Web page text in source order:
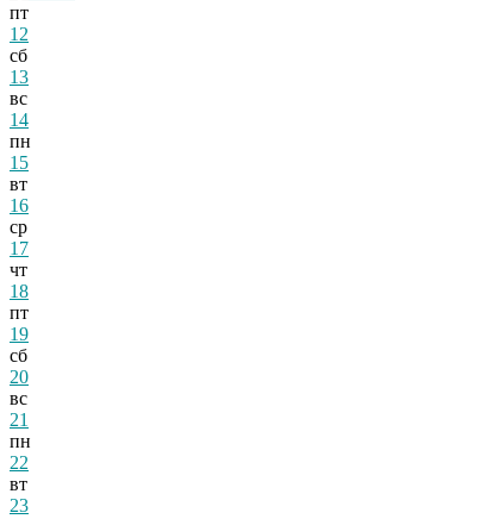
пт
12
сб
13
вс
14
пн
15
вт
16
ср
17
чт
18
пт
19
сб
20
вс
21
пн
22
вт
23